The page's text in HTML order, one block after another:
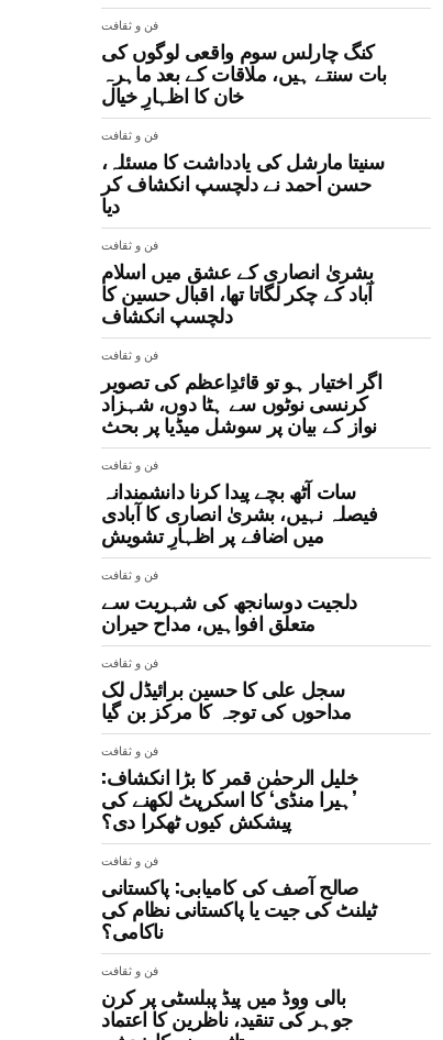
فن و ثقافت
کنگ چارلس سوم واقعی لوگوں کی
بات سنتے ہیں، ملاقات کے بعد ماہرہ
خان کا اظہارِ خیال
فن و ثقافت
سنیتا مارشل کی یادداشت کا مسئلہ،
حسن احمد نے دلچسپ انکشاف کر
دیا
فن و ثقافت
بشریٰ انصاری کے عشق میں اسلام
آباد کے چکر لگاتا تھا، اقبال حسین کا
دلچسپ انکشاف
فن و ثقافت
اگر اختیار ہو تو قائدِاعظم کی تصویر
کرنسی نوٹوں سے ہٹا دوں، شہزاد
نواز کے بیان پر سوشل میڈیا پر بحث
فن و ثقافت
سات آٹھ بچے پیدا کرنا دانشمندانہ
فیصلہ نہیں، بشریٰ انصاری کا آبادی
میں اضافے پر اظہارِ تشویش
فن و ثقافت
دلجیت دوسانجھ کی شہریت سے
متعلق افواہیں، مداح حیران
فن و ثقافت
سجل علی کا حسین برائیڈل لک
مداحوں کی توجہ کا مرکز بن گیا
فن و ثقافت
خلیل الرحمٰن قمر کا بڑا انکشاف:
’ہیرا منڈی‘ کا اسکرپٹ لکھنے کی
پیشکش کیوں ٹھکرا دی؟
فن و ثقافت
صالح آصف کی کامیابی: پاکستانی
ٹیلنٹ کی جیت یا پاکستانی نظام کی
ناکامی؟
فن و ثقافت
بالی ووڈ میں پیڈ پبلسٹی پر کرن
جوہر کی تنقید، ناظرین کا اعتماد